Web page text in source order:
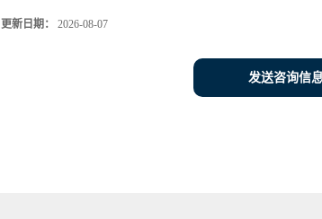
更新日期： 2026-08-07
发送咨询信息